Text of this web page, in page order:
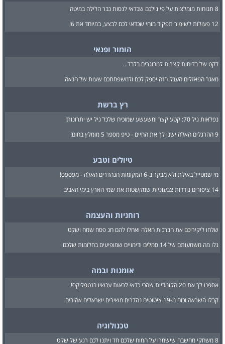
8 תנוחות מומלצות על פי גילכם שכדאי לנסות כבר הלילה במיטה
12 פעולות לשיפור תפקוד מוחי שכדאי לכם לבצע, במיוחד את 6!
הומור ופנאי
לקט של בדיחות קצרות למבוגרים בלבד...
מאגר הפאזלים הענק הזה יספק לכם ולמשפחתכם שעות של הנאה
רץ ברשת
נפלאות גיל 70: קטע קצר ומשעשע שמוכיח שלכל גיל יש יתרונות!
9 ההרגלים האלה ישנו לך את החיים - טיפ מספר 5 מומלץ בחום!
טיולים וטבע
מי שמטייל באילת ולא מבקר ב-6 המקומות הנהדרים האלה - מפספס!
14 ציפורים נודדות צבעוניות שמקשטות את שמי הארץ בימי האביב
רוחניות והעצמה
שלחו ליקיריכם את הברכות האלה ואחלו להם חג פסח שמח ושקט
גלו מה משמעותם של 14 סמלים ודימויים שמופיעים בחלומות שלכם
אומנות ובמה
אספנו לך את 20 הקומדיות שהכי כדאי לראות עכשיו בנטפליקס!
קבלו השראה וכוח מ-19 ציטוטים נהדרים משירים ישראלים אהובים
טכנולוגיה
8 משחקי מחשבה שישמרו על המוח שלכם חד ויתנו לכם רגע של שקט